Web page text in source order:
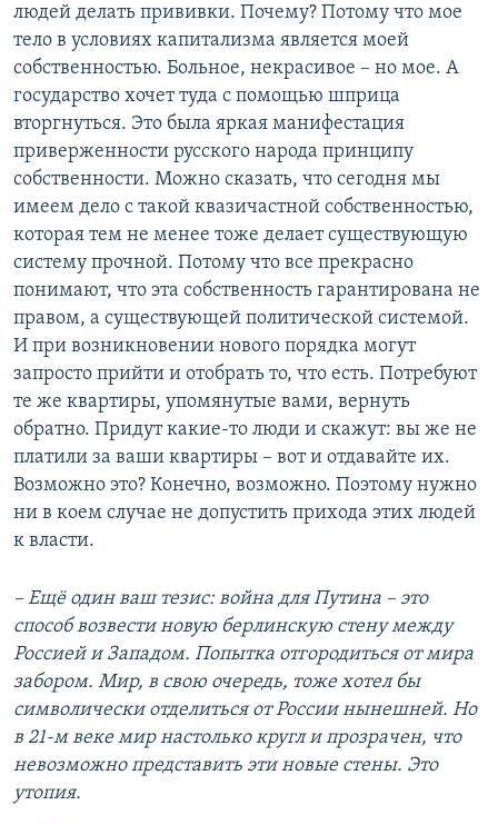
людей делать прививки. Почему? Потому что мое
тело в условиях капитализма является моей
собственностью. Больное, некрасивое – но мое. А
государство хочет туда с помощью шприца
вторгнуться. Это была яркая манифестация
приверженности русского народа принципу
собственности. Можно сказать, что сегодня мы
имеем дело с такой квазичастной собственностью,
которая тем не менее тоже делает существующую
систему прочной. Потому что все прекрасно
понимают, что эта собственность гарантирована не
правом, а существующей политической системой.
И при возникновении нового порядка могут
запросто прийти и отобрать то, что есть. Потребуют
те же квартиры, упомянутые вами, вернуть
обратно. Придут какие-то люди и скажут: вы же не
платили за ваши квартиры – вот и отдавайте их.
Возможно это? Конечно, возможно. Поэтому нужно
ни в коем случае не допустить прихода этих людей
к власти.
– Ещё один ваш тезис: война для Путина – это
способ возвести новую берлинскую стену между
Россией и Западом. Попытка отгородиться от мира
забором. Мир, в свою очередь, тоже хотел бы
символически отделиться от России нынешней. Но
в 21-м веке мир настолько кругл и прозрачен, что
невозможно представить эти новые стены. Это
утопия.